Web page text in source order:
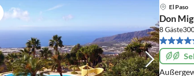
El Paso
Don
8 Gäste